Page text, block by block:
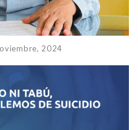
2024